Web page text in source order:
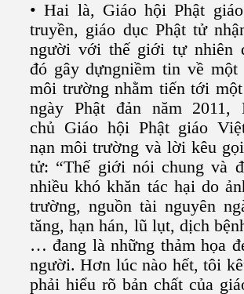
• Hai là, Giáo hội Phật
truyền, giáo dục Phật tử
người với thế giới tự nhiên
đó gây dựngniềm tin về
môi trường nhằm tiến tới
ngày Phật đản năm
chủ Giáo hội Phật giáo
nạn môi trường và lời kêu
tử: “Thế giới nói chung và
nhiều khó khăn tác hại do
trường, nguồn tài nguyên
tăng, hạn hán, lũ lụt, dịch
… đang là những thảm họa
người. Hơn lúc nào hết, tôi
phải hiểu rõ bản chất của